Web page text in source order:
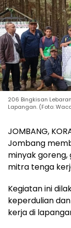
206 Bingkisan
Lapangan. (Foto:
JOMBANG,
Jombang
minyak goreng,
mitra tenga
Kegiatan ini
keperdulian
kerja di